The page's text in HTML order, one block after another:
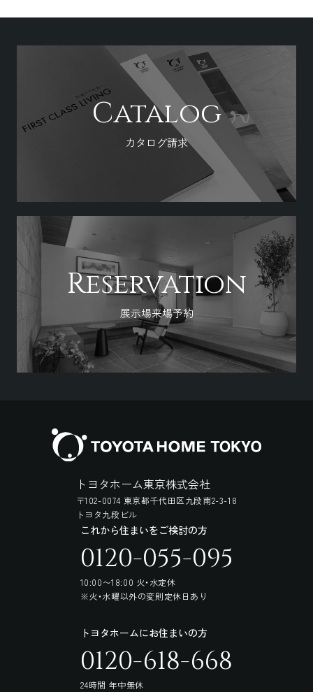
Catalog
カタログ請求
Reservation
展示場来場予約
トヨタホーム東京株式会社
〒102-0074 東京都千代田区九段南2-3-18
トヨタ九段ビル
これから住まいをご検討の方
0120-055-095
10:00〜18:00 火・水定休
※火・水曜以外の変則定休日あり
トヨタホームにお住まいの方
0120-618-668
24時間 年中無休